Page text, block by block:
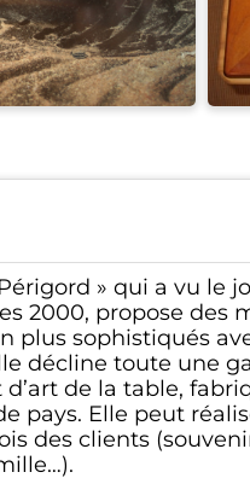
» qui a vu le
2000, propose des
plus sophistiqués
décline toute une
de la table,
pays. Elle peut
des clients